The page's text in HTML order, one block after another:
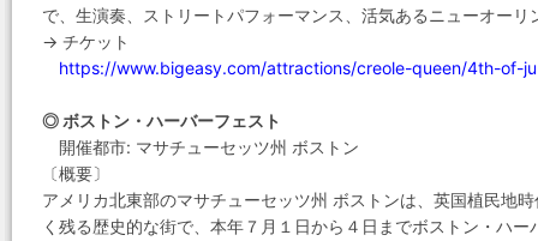
で、生演奏、ストリートパフォーマンス、活気あるニューオー
→ チケット
https://www.bigeasy.com/attractions/creole-queen/4th-of-
◎ ボストン・ハーバーフェスト
開催都市: マサチューセッツ州 ボストン
〔概要〕
アメリカ北東部のマサチューセッツ州 ボストンは、英国植民地
く残る歴史的な街で、本年７月１日から４日までボストン・ハ